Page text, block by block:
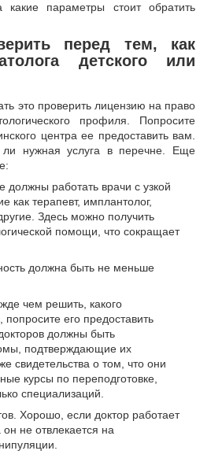
какие параметры стоит обратить
перед тем, как
детского или
это проверить лицензию на право
профиля. Попросите
центра ее предоставить вам.
ли нужная услуга в перечне. Еще
должны работать врачи с узкой
как терапевт, имплантолог,
Здесь можно получить
помощи, что сокращает
должна быть не меньше
чем решить, какого
попросите его предоставить
должны быть
подтверждающие их
свидетельства о том, что они
курсы по переподготовке,
специализаций.
Хорошо, если доктор работает
не отвлекается на